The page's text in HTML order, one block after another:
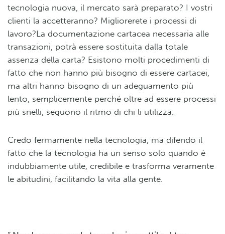
tecnologia nuova, il mercato sarà preparato? I vostri
clienti la accetteranno? Migliorerete i processi di
lavoro?La documentazione cartacea necessaria alle
transazioni, potrà essere sostituita dalla totale
assenza della carta? Esistono molti procedimenti di
fatto che non hanno più bisogno di essere cartacei,
ma altri hanno bisogno di un adeguamento più
lento, semplicemente perché oltre ad essere processi
più snelli, seguono il ritmo di chi li utilizza.
Credo fermamente nella tecnologia, ma difendo il
fatto che la tecnologia ha un senso solo quando è
indubbiamente utile, credibile e trasforma veramente
le abitudini, facilitando la vita alla gente.